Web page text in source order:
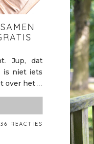
Jup, dat
is niet iets
over het …
36 REACTIES